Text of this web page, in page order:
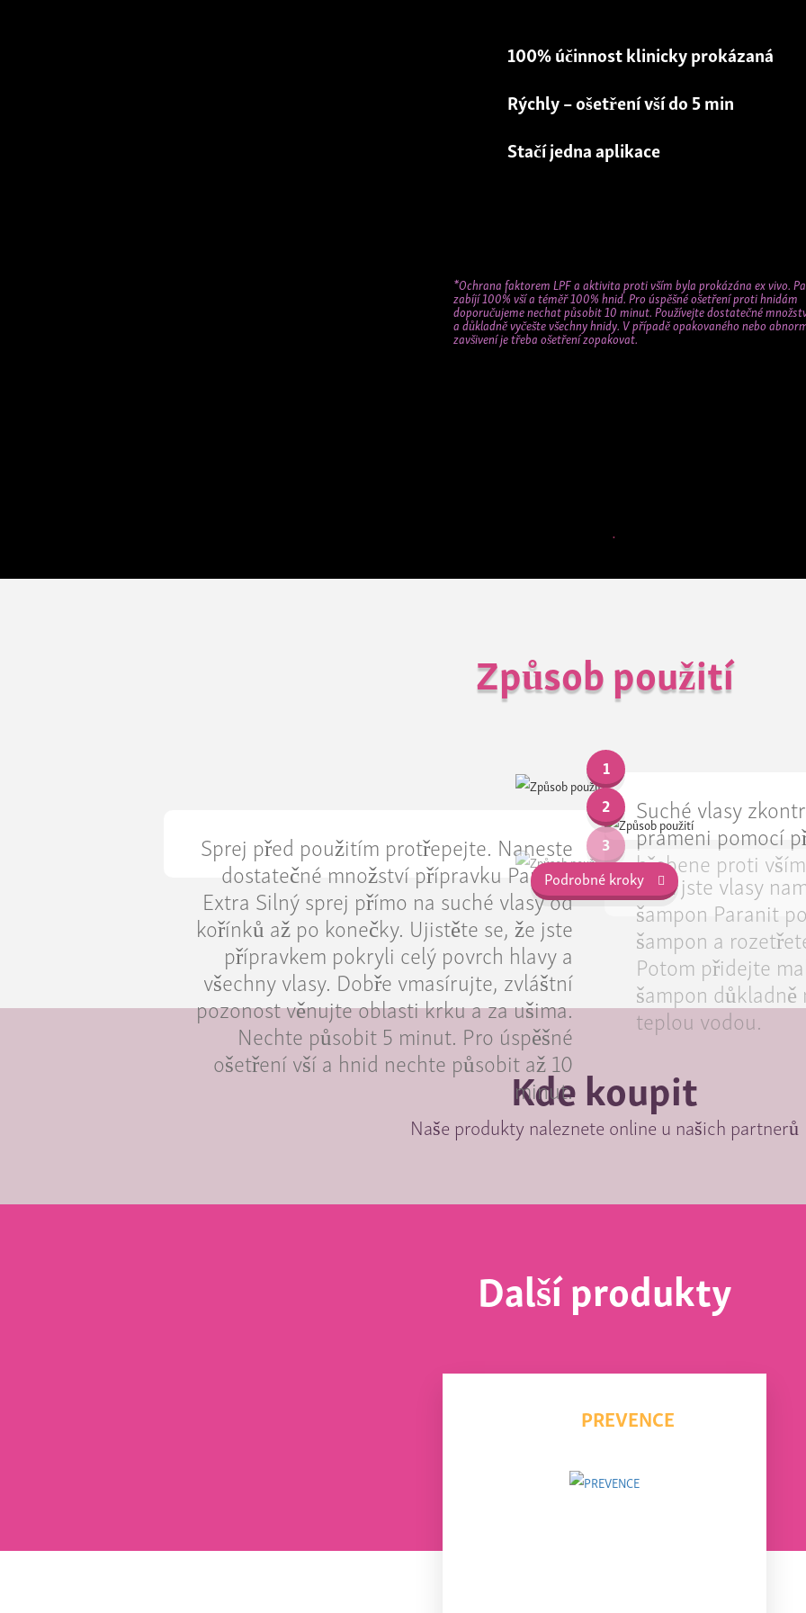
Stačí jedno 10 minutové ošetření
Bez zápachu
* Zahrnuje důkladné vyčesání. V případě opětovného nebo
vší se ošetření musí zopakovat. Studie ex vivo 2010 a 2015/ Klinická
100% účinnost klinicky prokázaná
Rýchly – ošetření vší do 5 min
Stačí jedna aplikace
*Ochrana faktorem LPF a aktivita proti vším byla prokázána ex vivo.
zabíjí 100% vší a téměř 100% hnid. Pro úspěšné ošetření proti hnidám
doporučujeme nechat působit 10 minut. Používejte dostatečné
a důkladně vyčešte všechny hnidy. V případě opakovaného nebo
zavšivení je třeba ošetření zopakovat.
100% ÚČINNÝ PROTI VŠÍM*
KLINICKY OVĚŘENÝ*
RÝCHLY – OŠETŘENÍ VŠÍ DO 5 MIN
CHRÁNI PŘED OPAKOVANOU
JEDNODUCHÉ VYMYTÍ A VYČESÁNÍ
ŠETRNÝ K POKOŽCE
Způsob použití
1
Suché vlasy
prameni pomocí
hřebene proti
2
Sprej před použitím protřepejte. Naneste
dostatečné množství přípravku Paranit
Extra Silný sprej přímo na suché vlasy od
kořínků až po konečky. Ujistěte se, že jste
přípravkem pokryli celý povrch hlavy a
všechny vlasy. Dobře vmasírujte, zvláštní
pozonost věnujte oblasti krku a za ušima.
Nechte působit 5 minut. Pro úspěšné
ošetření vší a hnid nechte působit až 10
minut.
3
Aniž jste vlasy
šampon Paranit
šampon a
Potom přidejte
šampon
teplou vodou.
Podrobné kroky
Kde koupit
Naše produkty naleznete online u našich partnerů
Další produkty
PREVENCE